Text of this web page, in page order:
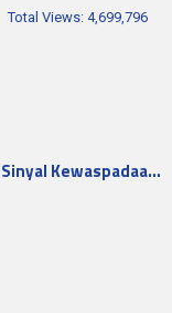
Kewaspadaa…
Total Views: 4,699,796